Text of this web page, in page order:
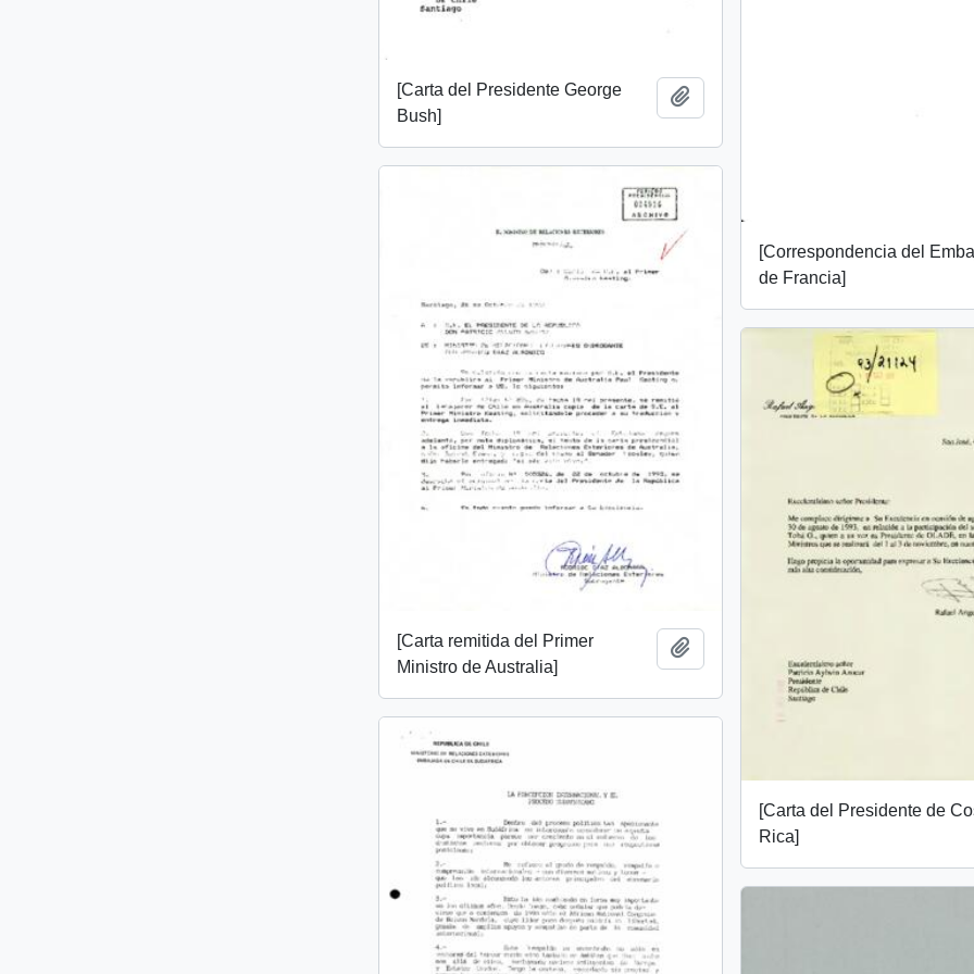
[Carta del Presidente George
Bush]
[Correspondencia del
de Francia]
[Carta remitida del Primer
Ministro de Australia]
[Carta del Presidente de
Rica]